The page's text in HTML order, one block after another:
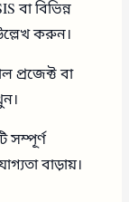
বা বিভিন্ন
করুন।
প্রজেক্ট বা
সম্পূর্ণ
বাড়ায়।